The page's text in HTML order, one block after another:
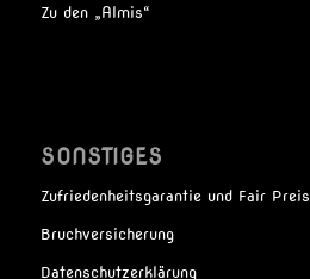
Zu den „Almis“
SONSTIGES
Zufriedenheitsgarantie und Fair Preis
Bruchversicherung
Datenschutzerklärung